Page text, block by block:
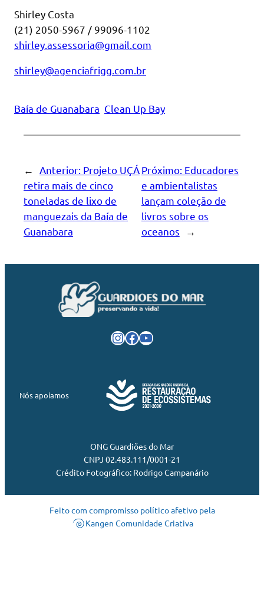
Shirley Costa
(21) 2050-5967 / 99096-1102
shirley.assessoria@gmail.com
shirley@agenciafrigg.com.br
Baía de Guanabara Clean Up Bay
← Anterior: Projeto UÇÁ
retira mais de cinco
toneladas de lixo de
manguezais da Baía de
Guanabara
Próximo: Educadores
e ambientalistas
lançam coleção de
livros sobre os
oceanos
→
InstagramFacebook Youtube
Nós apoiamos
ONG Guardiões do Mar
CNPJ 02.483.111/0001-21
Crédito Fotográfico: Rodrigo Campanário
Feito com compromisso político afetivo pela
Kangen Comunidade Criativa